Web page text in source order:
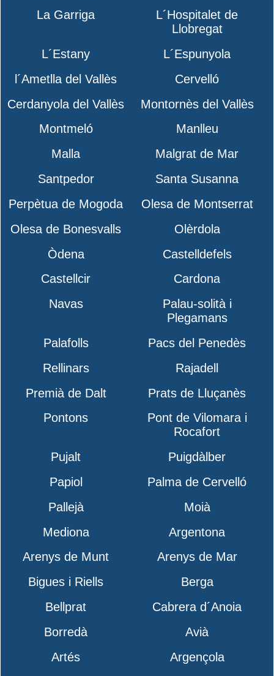
La Garriga
L´Hospitalet de
Llobregat
L´Estany
L´Espunyola
l´Ametlla del Vallès
Cervelló
Cerdanyola del Vallès
Montornès del Vallès
Montmeló
Manlleu
Malla
Malgrat de Mar
Santpedor
Santa Susanna
Perpètua de Mogoda
Olesa de Montserrat
Olesa de Bonesvalls
Olèrdola
Òdena
Castelldefels
Castellcir
Cardona
Navas
Palau-solità i
Plegamans
Palafolls
Pacs del Penedès
Rellinars
Rajadell
Premià de Dalt
Prats de Lluçanès
Pontons
Pont de Vilomara i
Rocafort
Pujalt
Puigdàlber
Papiol
Palma de Cervelló
Pallejà
Moià
Mediona
Argentona
Arenys de Munt
Arenys de Mar
Bigues i Riells
Berga
Bellprat
Cabrera d´Anoia
Borredà
Avià
Artés
Argençola